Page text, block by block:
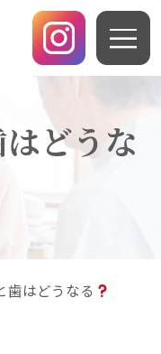
どうな
歯はどうなる